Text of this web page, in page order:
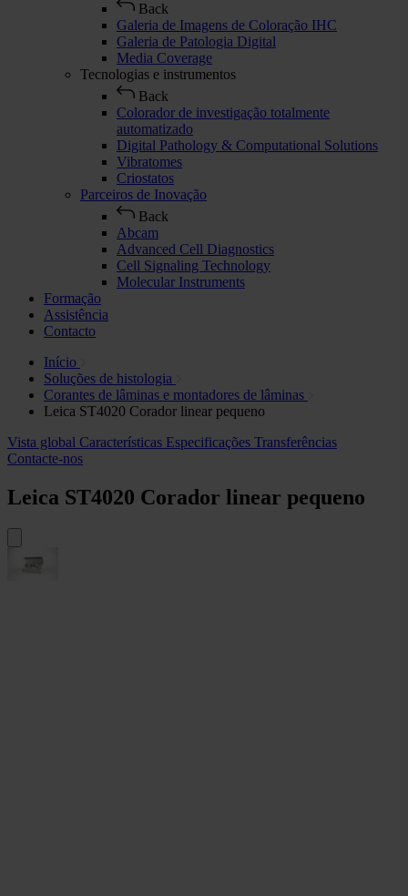
Back
Galeria de Imagens de Coloração IHC
Galeria de Patologia Digital
Media Coverage
Tecnologias e instrumentos
Back
Colorador de investigação totalmente
automatizado
Digital Pathology & Computational Solutions
Vibratomes
Criostatos
Parceiros de Inovação
Back
Abcam
Advanced Cell Diagnostics
Cell Signaling Technology
Molecular Instruments
Formação
Assistência
Contacto
Início
Soluções de histologia
Corantes de lâminas e montadores de lâminas
Leica ST4020 Corador linear pequeno
Vista global Características Especificações Transferências
Contacte-nos
Leica ST4020 Corador linear pequeno